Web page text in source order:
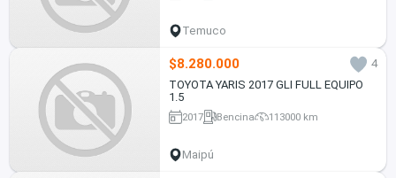
Temuco
$8.280.000
4
TOYOTA YARIS 2017 GLI FULL EQUIPO
1.5
2017 Bencina 113000 km
Maipú